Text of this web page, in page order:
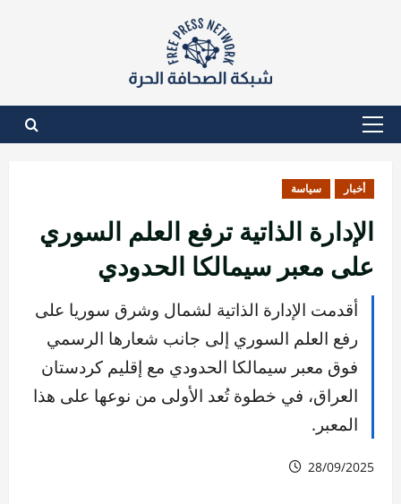
القائمة
أخبار سياسة
الإدارة الذاتية ترفع العلم السوري
على معبر سيمالكا الحدودي
أقدمت الإدارة الذاتية لشمال وشرق سوريا على
رفع العلم السوري إلى جانب شعارها الرسمي
فوق معبر سيمالكا الحدودي مع إقليم كردستان
العراق، في خطوة تُعد الأولى من نوعها على هذا
المعبر.
28/09/2025